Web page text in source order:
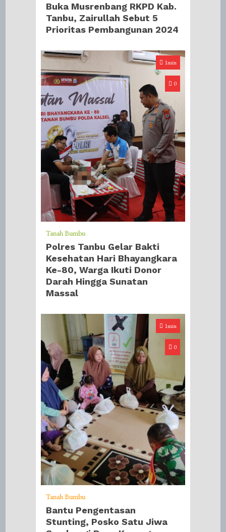
Buka Musrenbang RKPD Kab.
Tanbu, Zairullah Sebut 5
Prioritas Pembangunan 2024
1min
0
Tanah Bumbu
Polres Tanbu Gelar Bakti
Kesehatan Hari Bhayangkara
Ke-80, Warga Ikuti Donor
Darah Hingga Sunatan
Massal
1min
0
Tanah Bumbu
Bantu Pengentasan
Stunting, Posko Satu Jiwa